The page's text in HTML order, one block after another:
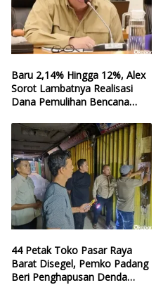
Baru 2,14% Hingga 12%, Alex
Sorot Lambatnya Realisasi
Dana Pemulihan Bencana
44 Petak Toko Pasar Raya
Barat Disegel, Pemko Padang
Beri Penghapusan Denda